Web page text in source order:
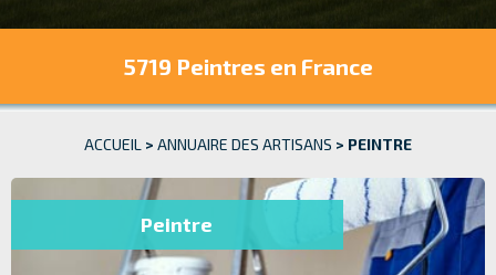
5719 Peintres en France
ACCUEIL > ANNUAIRE DES ARTISANS > PEINTRE
Peintre